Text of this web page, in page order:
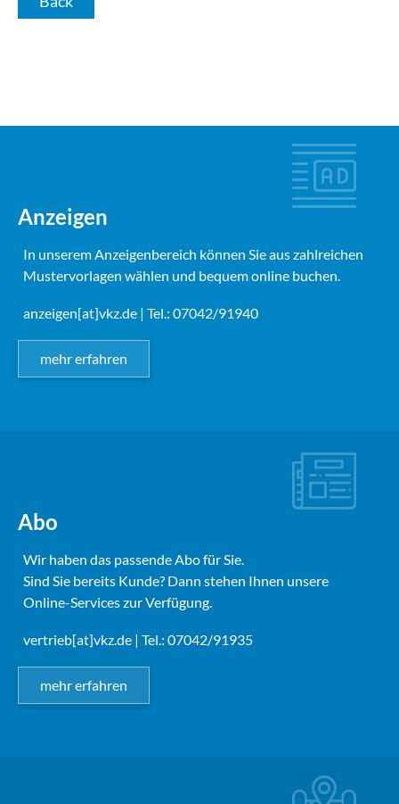
Anzeigen
In unserem Anzeigenbereich können Sie aus zahlreichen
Mustervorlagen wählen und bequem online buchen.
anzeigen[at]vkz.de | Tel.: 07042/91940
mehr erfahren
Abo
Wir haben das passende Abo für Sie.
Sind Sie bereits Kunde? Dann stehen Ihnen unsere
Online-Services zur Verfügung.
vertrieb[at]vkz.de | Tel.: 07042/91935
mehr erfahren